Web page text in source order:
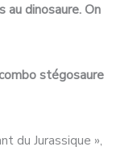
au dinosaure. On
stégosaure
du Jurassique »,